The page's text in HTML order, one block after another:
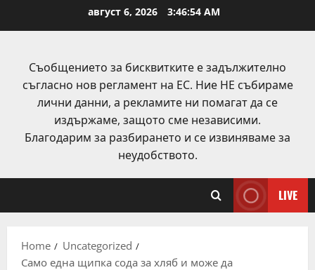
август 6, 2026 3:46:55 AM
Съобщението за бисквитките е задължително
съгласно нов регламент на ЕС. Ние НЕ събираме
лични данни, а рекламите ни помагат да се
издържаме, защото сме независими.
Благодарим за разбирането и се извиняваме за
неудобството.
LIVE
Home
Uncategorized
Само една щипка сода за хляб и може да